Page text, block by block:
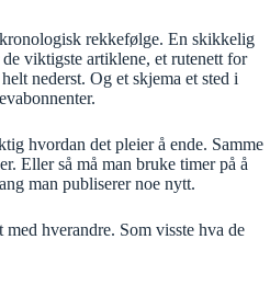
rekkefølge. En skikkelig
viktigste artiklene, et rutenett for
nederst. Og et skjema et sted i
hvordan det pleier å ende. Samme
Eller så må man bruke timer på å
man publiserer noe nytt.
hverandre. Som visste hva de